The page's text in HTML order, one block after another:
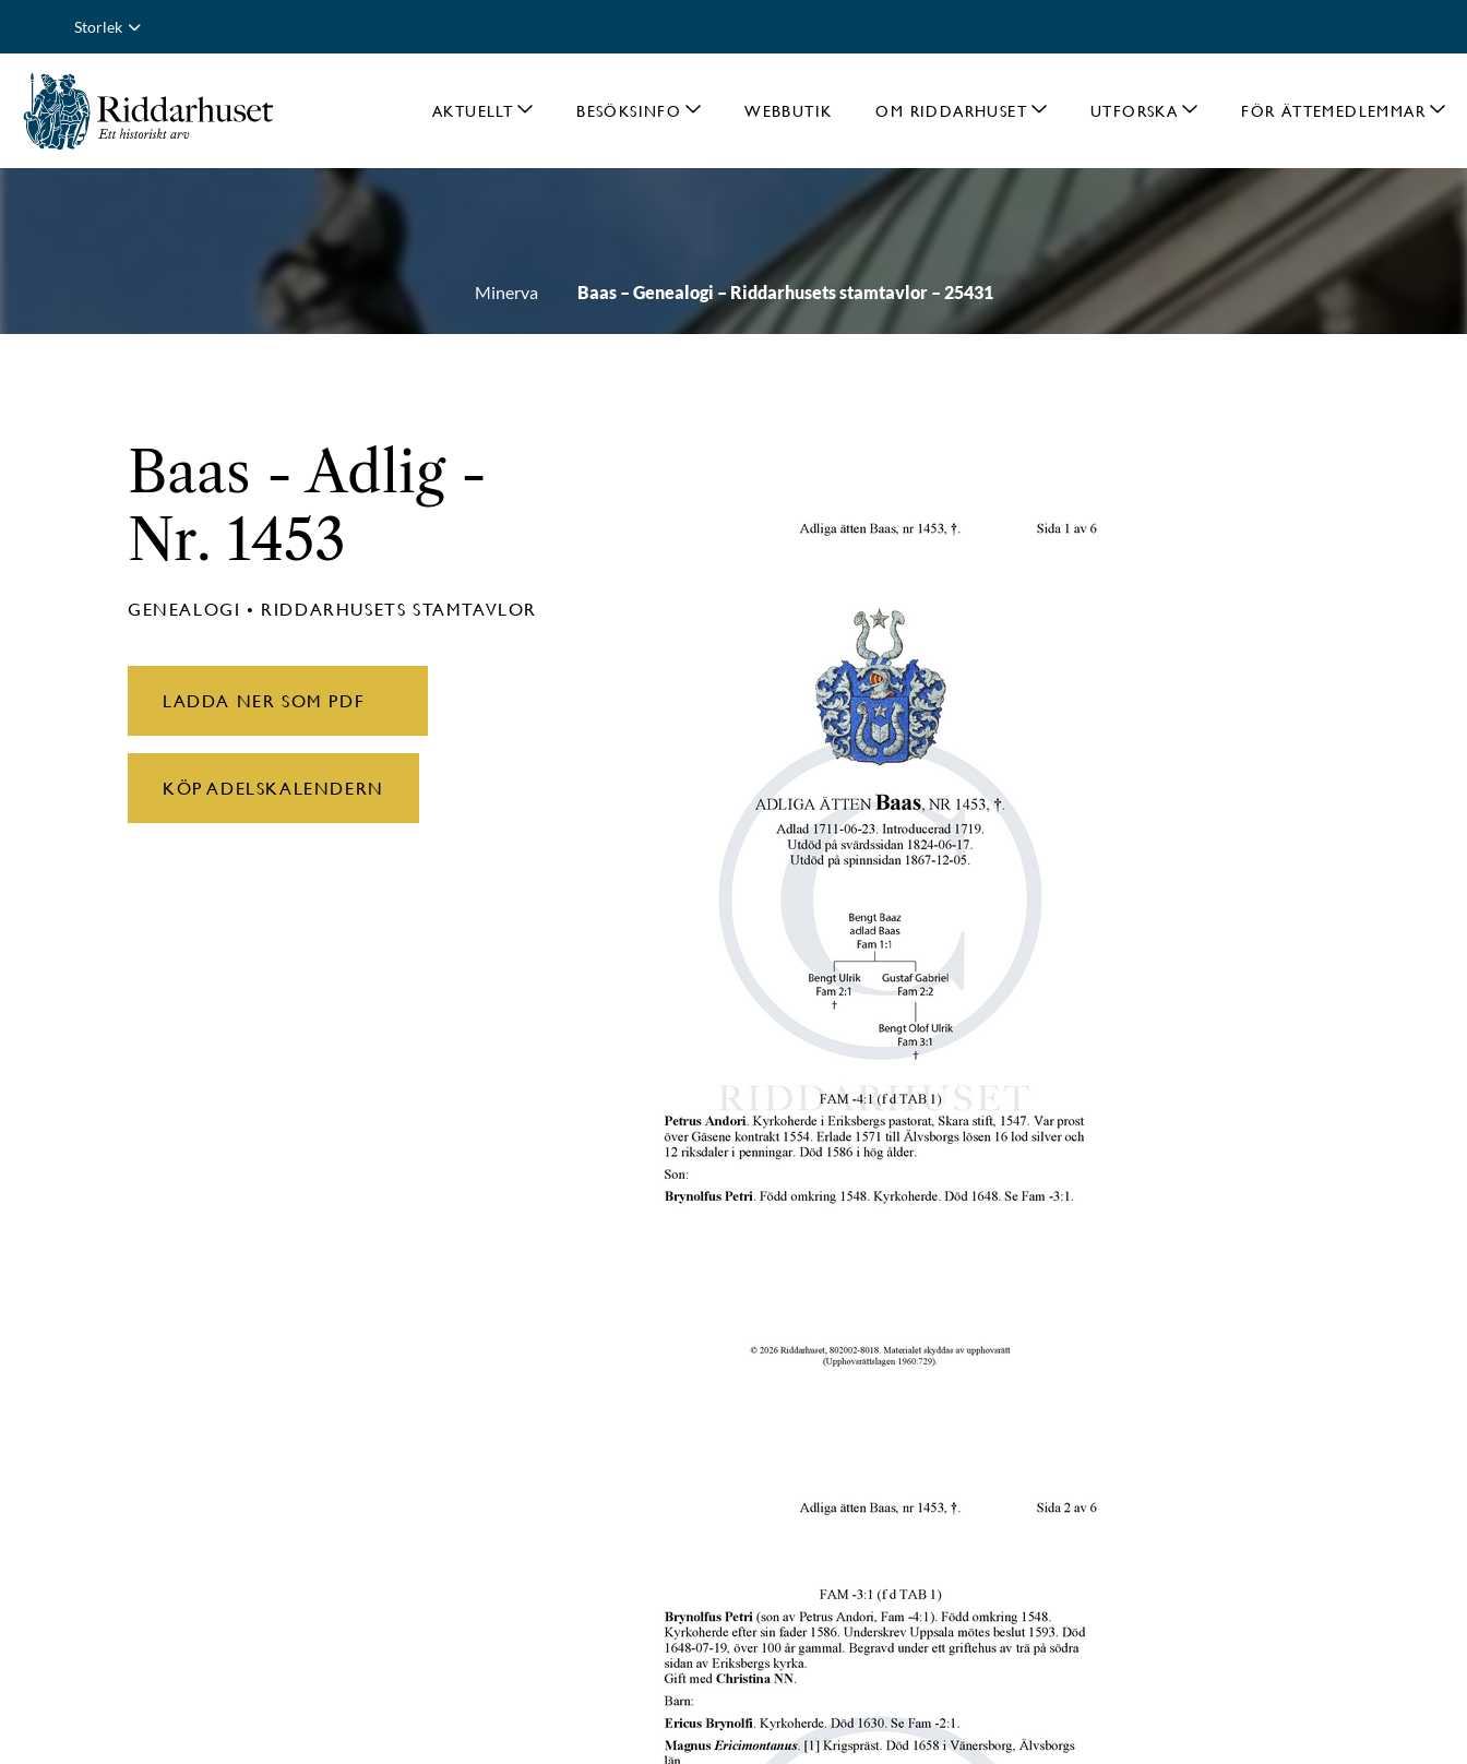
Storlek
AKTUELLT BESÖKSINFO WEBBUTIK OM RIDDARHUSET UTFORSKA FÖR ÄTTEMEDLEMMAR
Minerva Baas – Genealogi – Riddarhusets stamtavlor – 25431
Baas - Adlig -
Nr. 1453
GENEALOGI • RIDDARHUSETS STAMTAVLOR
LADDA NER SOM PDF
KÖP ADELSKALENDERN